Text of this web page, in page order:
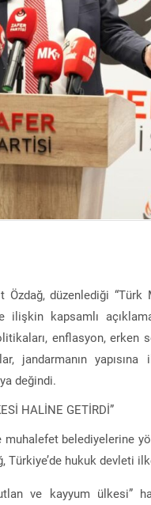
düzenlediği “Türk
kapsamlı
enflasyon, erken
jandarmanın
değindi.
HALİNE GETİRDİ”
muhalefet belediyelerine
Türkiye’de hukuk devleti
ve kayyum ülkesi”